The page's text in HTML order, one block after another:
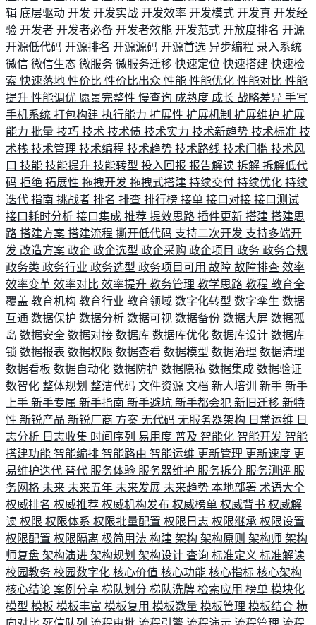
辑 底层驱动 开发 开发实战 开发效率 开发模式 开发真 开发经
验 开发者 开发者必备 开发者效能 开发范式 开放度排名 开源
开源低代码 开源排名 开源源码 开源首选 异步编程 录入系统
微信 微信生态 微服务 微服务迁移 快速定位 快速搭建 快速检
索 快速落地 性价比 性价比出众 性能 性能优化 性能对比 性能
提升 性能调优 愿景完整性 慢查询 成熟度 成长 战略差异 手写
手机系统 打包构建 执行能力 扩展性 扩展机制 扩展维护 扩展
能力 批量 技巧 技术 技术债 技术实力 技术新趋势 技术标准 技
术栈 技术管理 技术编程 技术趋势 技术路线 技术门槛 技术风
口 技能 技能提升 技能转型 投入回报 报告解读 拆解 拆解低代
码 拒绝 拓展性 拖拽开发 拖拽式搭建 持续交付 持续优化 持续
迭代 指南 挑战者 排名 排查 排行榜 接单 接口对接 接口测试
接口耗时分析 接口集成 推荐 提效思路 插件更新 搭建 搭建思
路 搭建方案 搭建流程 撕开低代码 支持二次开发 支持多端开
发 改造方案 政企 政企选型 政企采购 政企项目 政务 政务合规
政务类 政务行业 政务选型 政务项目可用 故障 故障排查 效率
效率变革 效率对比 效率提升 教务管理 教学思路 教程 教育全
覆盖 教育机构 教育行业 教育领域 数字化转型 数字孪生 数据
互通 数据保护 数据分析 数据可视 数据备份 数据大屏 数据孤
岛 数据安全 数据对接 数据库 数据库优化 数据库设计 数据库
锁 数据报表 数据权限 数据查看 数据模型 数据治理 数据清理
数据看板 数据自动化 数据防护 数据隐私 数据集成 数据验证
数智化 整体规划 整洁代码 文件资源 文档 新人培训 新手 新手
上手 新手专属 新手指南 新手避坑 新手都会犯 新旧迁移 新特
性 新锐产品 新锐厂商 方案 无代码 无服务器架构 日常运维 日
志分析 日志收集 时间序列 易用度 普及 智能化 智能开发 智能
搭建功能 智能编排 智能路由 智能运维 更新管理 更新速度 更
易维护迭代 替代 服务体验 服务器维护 服务拆分 服务测评 服
务网格 未来 未来五年 未来发展 未来趋势 本地部署 术语大全
权威排名 权威推荐 权威机构发布 权威榜单 权威背书 权威解
读 权限 权限体系 权限批量配置 权限日志 权限继承 权限设置
权限配置 权限隔离 极简用法 构建 架构 架构原则 架构师 架构
师复盘 架构演进 架构规划 架构设计 查询 标准定义 标准解读
校园教务 校园数字化 核心价值 核心功能 核心指标 核心架构
核心结论 案例分享 梯队划分 梯队洗牌 检索应用 榜单 模块化
模型 模板 模板丰富 模板复用 模板数量 模板管理 模板结合 横